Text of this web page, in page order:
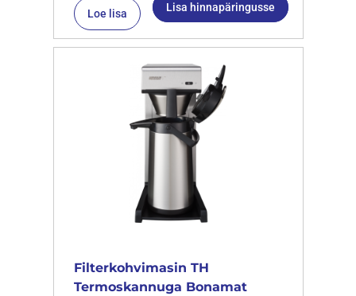
Loe lisa Lisa hinnapäringusse
Filterkohvimasin TH
Termoskannuga Bonamat